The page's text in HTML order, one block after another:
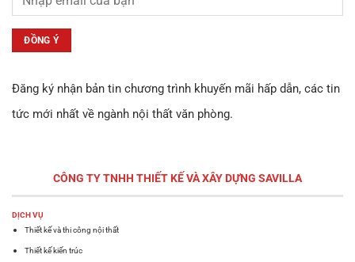
Đăng ký nhận bản tin chương trình khuyến mãi hấp dẫn, các tin
tức mới nhất về ngành nội thất văn phòng.
CÔNG TY TNHH THIẾT KẾ VÀ XÂY DỰNG SAVILLA
DỊCH VỤ
Thiết kế và thi công nội thất
Thiết kế kiến trúc